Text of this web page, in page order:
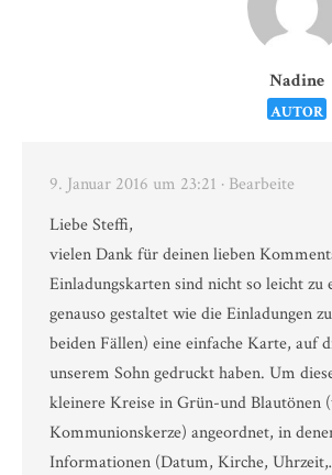
Nadine
AUTOR
9. Januar 2016 um 23:21 · Bearbeite
Liebe Steffi,
vielen Dank für deinen lieben
Einladungskarten sind nicht so leicht
genauso gestaltet wie die Einladungen
beiden Fällen) eine einfache Karte, auf
unserem Sohn gedruckt haben. Um
kleinere Kreise in Grün-und Blautönen
Kommunionskerze) angeordnet, in
Informationen (Datum, Kirche,